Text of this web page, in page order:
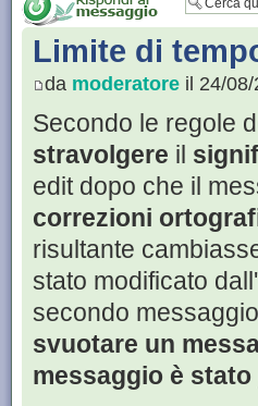
Limite di
da moderatore il 24/
Secondo le regole
stravolgere il
edit dopo che il
correzioni
risultante
stato modificato
secondo
svuotare un
messaggio è stato